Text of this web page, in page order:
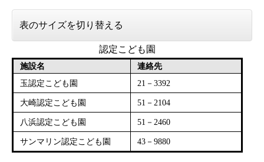
表のサイズを切り替える
認定こども園
施設名
連絡先
玉認定こども園
21－3392
大崎認定こども園 51－2104
八浜認定こども園 51－2460
サンマリン認定こども園 43－9880